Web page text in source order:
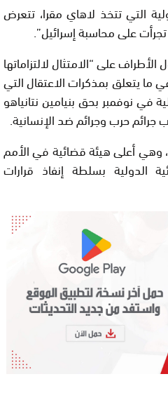
التي تتخذ لاهاي مقرا، تتعرض
على محاسبة إسرائيل”.
على “الامتثال لالتزاماتها
يتعلق بمذكرات الاعتقال التي
في نوفمبر بحق بنيامين نتانياهو
جرائم حرب وجرائم ضد الإنسانية.
وهي أعلى هيئة قضائية في الأمم
الدولية بسلطة إنفاذ قرارات